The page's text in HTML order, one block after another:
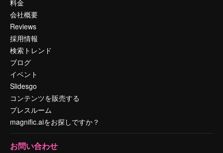
料金
会社概要
Reviews
採用情報
検索トレンド
ブログ
イベント
Slidesgo
コンテンツを販売する
プレスルーム
magnific.aiをお探しですか？
お問い合わせ